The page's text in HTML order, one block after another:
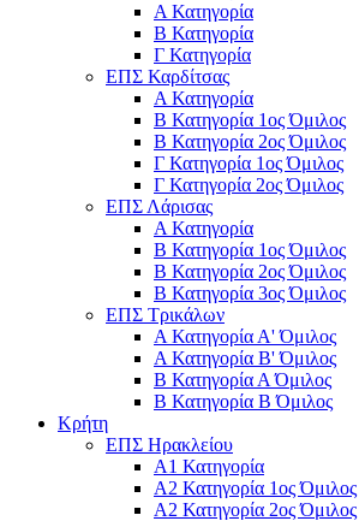
Α Κατηγορία
Β Κατηγορία
Γ Κατηγορία
ΕΠΣ Καρδίτσας
Α Κατηγορία
Β Κατηγορία 1ος Όμιλος
Β Κατηγορία 2ος Όμιλος
Γ Κατηγορία 1ος Όμιλος
Γ Κατηγορία 2ος Όμιλος
ΕΠΣ Λάρισας
Α Κατηγορία
Β Κατηγορία 1ος Όμιλος
Β Κατηγορία 2ος Όμιλος
Β Κατηγορία 3ος Όμιλος
ΕΠΣ Τρικάλων
Α Κατηγορία Α' Όμιλος
Α Κατηγορία Β' Όμιλος
Β Κατηγορία Α Όμιλος
Β Κατηγορία Β Όμιλος
Κρήτη
ΕΠΣ Ηρακλείου
Α1 Κατηγορία
Α2 Κατηγορία 1ος Όμιλος
Α2 Κατηγορία 2ος Όμιλος